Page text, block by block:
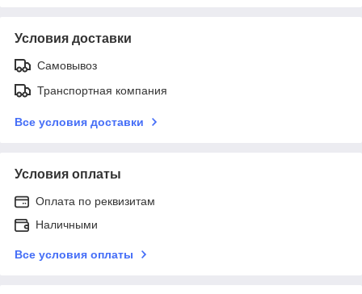
Условия доставки
Самовывоз
Транспортная компания
Все условия доставки
Условия оплаты
Оплата по реквизитам
Наличными
Все условия оплаты